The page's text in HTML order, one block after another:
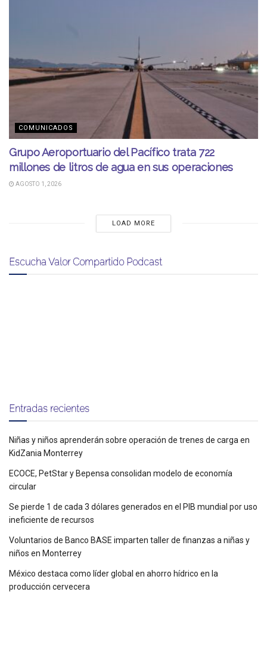
COMUNICADOS
Grupo Aeroportuario del Pacífico trata 722
millones de litros de agua en sus operaciones
AGOSTO 1, 2026
LOAD MORE
Escucha Valor Compartido Podcast
Entradas recientes
Niñas y niños aprenderán sobre operación de trenes de carga en
KidZania Monterrey
ECOCE, PetStar y Bepensa consolidan modelo de economía
circular
Se pierde 1 de cada 3 dólares generados en el PIB mundial por uso
ineficiente de recursos
Voluntarios de Banco BASE imparten taller de finanzas a niñas y
niños en Monterrey
México destaca como líder global en ahorro hídrico en la
producción cervecera